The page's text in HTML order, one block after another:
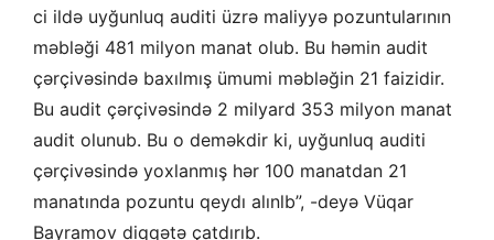
ci ildə uyğunluq auditi üzrə maliyyə pozuntularının
məbləği 481 milyon manat olub. Bu həmin audit
çərçivəsində baxılmış ümumi məbləğin 21 faizidir.
Bu audit çərçivəsində 2 milyard 353 milyon manat
audit olunub. Bu o deməkdir ki, uyğunluq auditi
çərçivəsində yoxlanmış hər 100 manatdan 21
manatında pozuntu qeydı alınlb”, -deyə Vüqar
Bayramov diqqətə çatdırıb.